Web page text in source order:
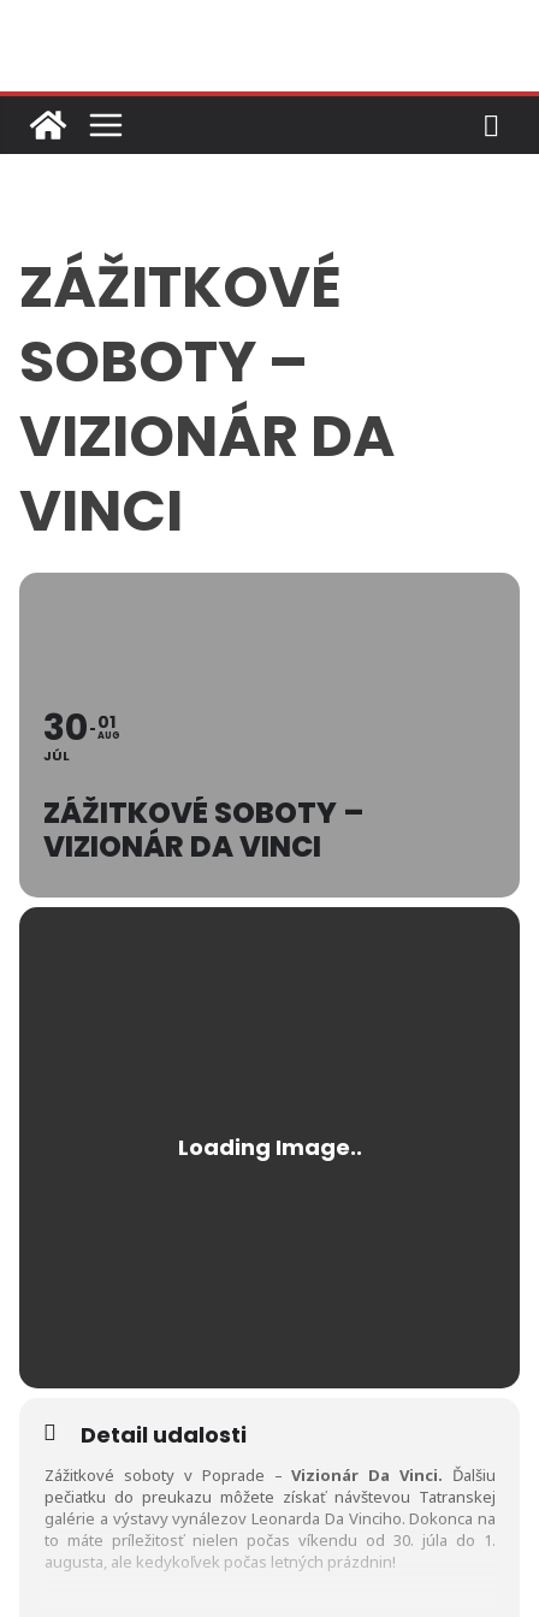
ZÁŽITKOVÉ
SOBOTY –
VIZIONÁR DA
VINCI
30
JÚL
01
AUG
ZÁŽITKOVÉ SOBOTY –
VIZIONÁR DA VINCI
Detail udalosti
Zážitkové soboty v Poprade –Vizionár Da Vinci. Ďalšiu
pečiatku do preukazu môžete získať návštevou Tatranskej
galérie a výstavy vynálezov Leonarda Da Vinciho. Dokonca na
to máte príležitosť nielen počas víkendu od 30. júla do 1.
augusta, ale kedykoľvek počas letných prázdnin!